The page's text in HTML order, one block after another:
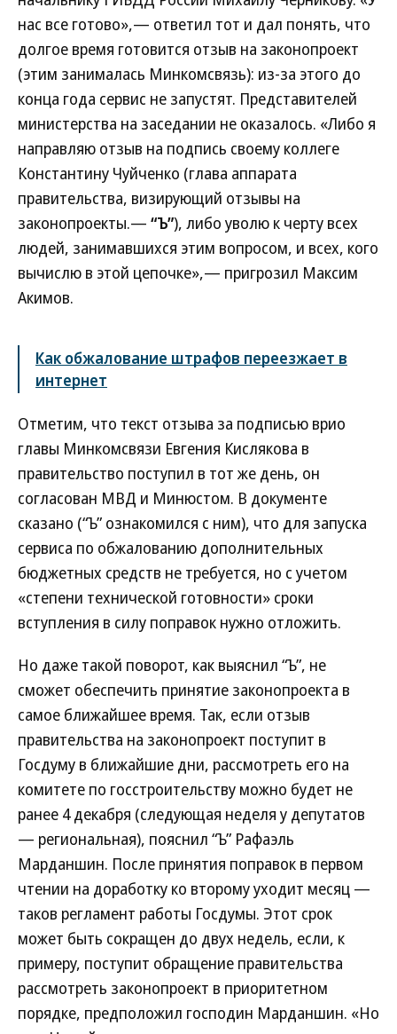
нас все готово»,— ответил тот и дал понять, что
долгое время готовится отзыв на законопроект
(этим занималась Минкомсвязь): из-за этого до
конца года сервис не запустят. Представителей
министерства на заседании не оказалось. «Либо я
направляю отзыв на подпись своему коллеге
Константину Чуйченко (глава аппарата
правительства, визирующий отзывы на
законопроекты.— “Ъ”), либо уволю к черту всех
людей, занимавшихся этим вопросом, и всех, кого
вычислю в этой цепочке»,— пригрозил Максим
Акимов.
Как обжалование штрафов переезжает в
интернет
Отметим, что текст отзыва за подписью врио
главы Минкомсвязи Евгения Кислякова в
правительство поступил в тот же день, он
согласован МВД и Минюстом. В документе
сказано (“Ъ” ознакомился с ним), что для запуска
сервиса по обжалованию дополнительных
бюджетных средств не требуется, но с учетом
«степени технической готовности» сроки
вступления в силу поправок нужно отложить.
Но даже такой поворот, как выяснил “Ъ”, не
сможет обеспечить принятие законопроекта в
самое ближайшее время. Так, если отзыв
правительства на законопроект поступит в
Госдуму в ближайшие дни, рассмотреть его на
комитете по госстроительству можно будет не
ранее 4 декабря (следующая неделя у депутатов
— региональная), пояснил “Ъ” Рафаэль
Марданшин. После принятия поправок в первом
чтении на доработку ко второму уходит месяц —
таков регламент работы Госдумы. Этот срок
может быть сокращен до двух недель, если, к
примеру, поступит обращение правительства
рассмотреть законопроект в приоритетном
порядке, предположил господин Марданшин. «Но